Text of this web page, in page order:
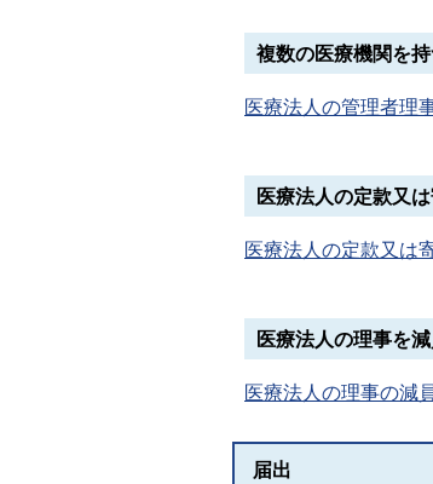
複数の医療機関を
医療法人の管理者理
医療法人の定款又
医療法人の定款又は
医療法人の理事を
医療法人の理事の減
届出